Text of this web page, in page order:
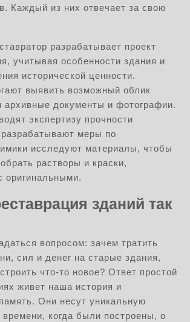
Каждый из них отвечает за свою
разрабатывает проект
учитывая особенности здания и
исторической ценности.
выявить возможный облик
архивные документы и фотографии.
экспертизу прочности
разрабатывают меры по
исследуют материалы, чтобы
растворы и краски,
оригинальными.
зданий так
вопросом: зачем тратить
сил и денег на старые здания,
что-то новое? Ответ простой
живет наша история и
Они несут уникальную
когда были построены, о